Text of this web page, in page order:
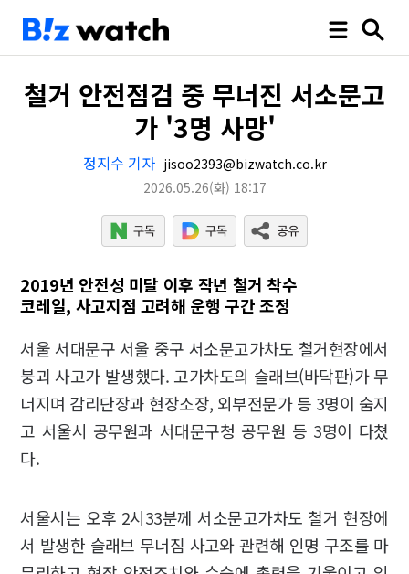
철거 안전점검 중 무너진 서소문고
가 '3명 사망'
정지수 기자 jisoo2393@bizwatch.co.kr
2026.05.26(화) 18:17
2019년 안전성 미달 이후 작년 철거 착수
코레일, 사고지점 고려해 운행 구간 조정
서울 서대문구 서울 중구 서소문고가차도 철거현장에서
붕괴 사고가 발생했다. 고가차도의 슬래브(바닥판)가 무
너지며 감리단장과 현장소장, 외부전문가 등 3명이 숨지
고 서울시 공무원과 서대문구청 공무원 등 3명이 다쳤
다.
서울시는 오후 2시33분께 서소문고가차도 철거 현장에
서 발생한 슬래브 무너짐 사고와 관련해 인명 구조를 마